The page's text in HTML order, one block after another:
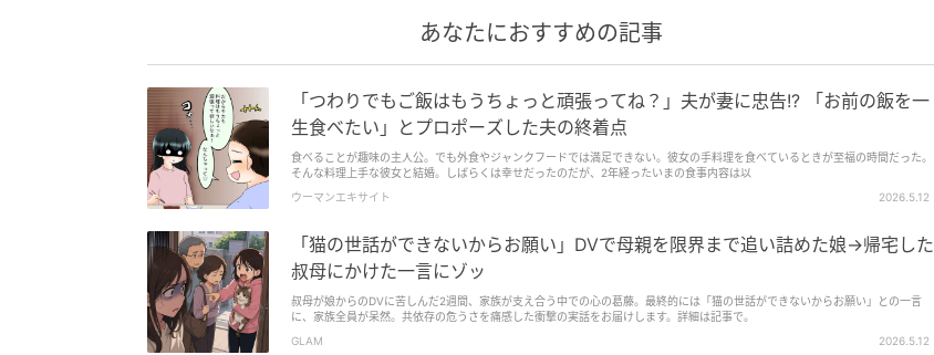
あなたにおすすめの記事
「つわりでもご飯はもうちょっと頑張ってね？」夫が妻に忠告!? 「お前の飯を一
生食べたい」とプロポーズした夫の終着点
食べることが趣味の主人公。でも外食やジャンクフードでは満足できない。彼女の手料理を食べているときが至福の時間だった。
そんな料理上手な彼女と結婚。しばらくは幸せだったのだが、2年経ったいまの食事内容は以
ウーマンエキサイト
2026.5.12
「猫の世話ができないからお願い」DVで母親を限界まで追い詰めた娘→帰宅した
叔母にかけた一言にゾッ
叔母が娘からのDVに苦しんだ2週間、家族が支え合う中での心の葛藤。最終的には「猫の世話ができないからお願い」との一言
に、家族全員が呆然。共依存の危うさを痛感した衝撃の実話をお届けします。詳細は記事で。
GLAM
2026.5.12